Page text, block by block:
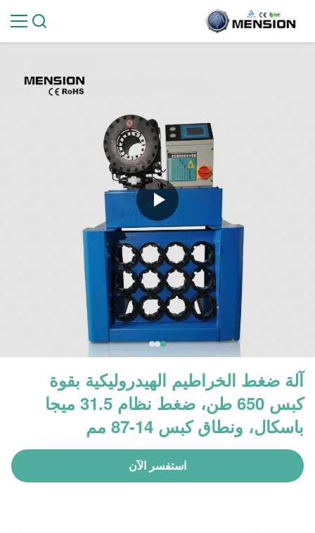
آلة ضغط الخراطيم الهيدروليكية بقوة
كبس 650 طن، ضغط نظام 31.5 ميجا
باسكال، ونطاق كبس 14-87 مم
استفسر الآن